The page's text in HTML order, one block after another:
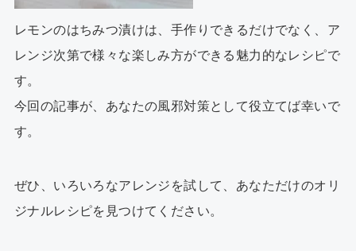
レモンのはちみつ漬けは、手作りできるだけでなく、ア
レンジ次第で様々な楽しみ方ができる魅力的なレシピで
す。
今回の記事が、あなたの風邪対策として役立てば幸いで
す。
ぜひ、いろいろなアレンジを試して、あなただけのオリ
ジナルレシピを見つけてください。